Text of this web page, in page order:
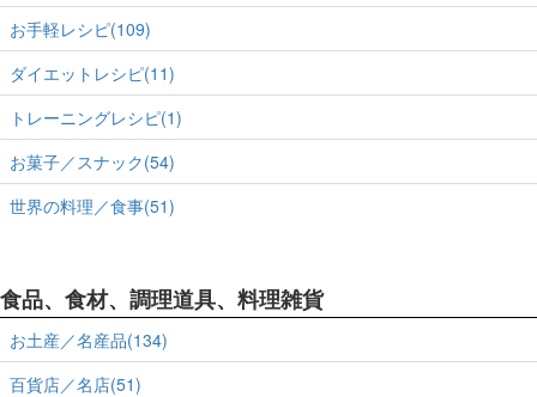
お手軽レシピ(109)
ダイエットレシピ(11)
トレーニングレシピ(1)
お菓子／スナック(54)
世界の料理／食事(51)
食品、食材、調理道具、料理雑貨
お土産／名産品(134)
百貨店／名店(51)